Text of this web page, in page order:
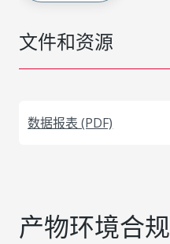
文件和资源
数据报表 (PDF)
产物环境合规